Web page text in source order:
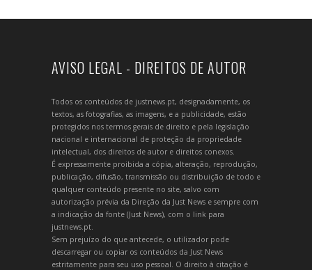
AVISO LEGAL - DIREITOS DE AUTOR
Todos os conteúdos de justnews.pt, designadamente, os
textos, as fotografias, as imagens, e a publicidade, estão
protegidos nos termos gerais de direito e pela legislação
nacional e internacional de proteção da propriedade
intelectual, dos direitos de autor e direitos conexos.
É expressamente proibida a cópia, alteração, reprodução,
publicação, difusão, transmissão ou distribuição de todo e
qualquer conteúdo presente no site, salvo com
autorização prévia da Direção da Just News e sempre com
a indicação da fonte (Just News), com o link para
justnews.pt.
Sem prejuízo do que antecede, o utilizador pode
descarregar ou copiar os conteúdos da Just News
estritamente para seu uso pessoal. O direito à citação é